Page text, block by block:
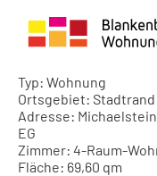
Typ: Wohnung
Ortsgebiet: Stadtrand
Adresse:
EG
Zimmer: 4-Raum-
Fläche: 69,60 qm